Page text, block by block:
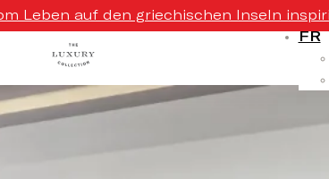
Leben auf den griechischen Inseln
FR